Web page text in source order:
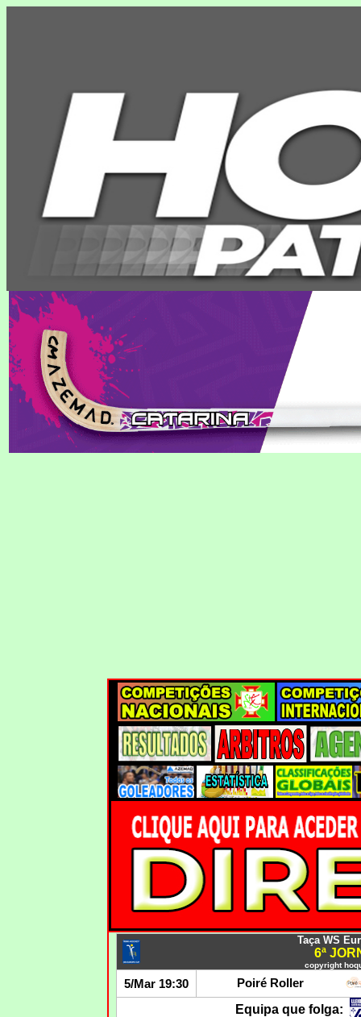
Taça WS
6ª
copyright
5/Mar 19:30 Poiré Roller
Equipa que folga: